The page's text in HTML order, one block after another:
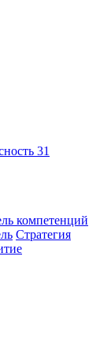
31
компетенций
Стратегия